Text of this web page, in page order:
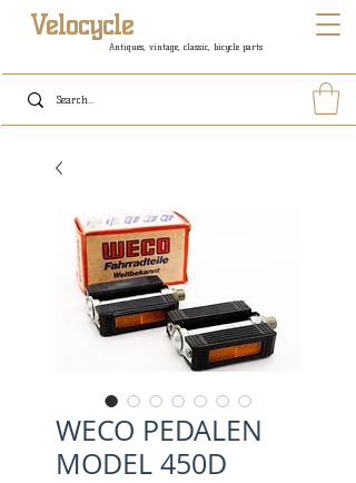
Antiques, vintage, classic, bicycle parts
Velocycle
WECO PEDALEN
MODEL 450D